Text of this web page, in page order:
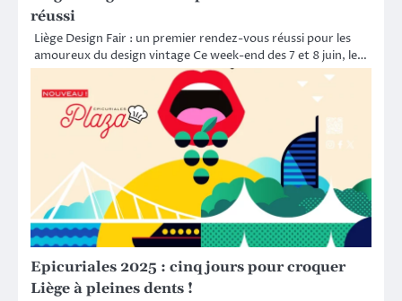
réussi
Liège Design Fair : un premier rendez-vous réussi pour les
amoureux du design vintage Ce week-end des 7 et 8 juin, le…
Epicuriales 2025 : cinq jours pour croquer
Liège à pleines dents !